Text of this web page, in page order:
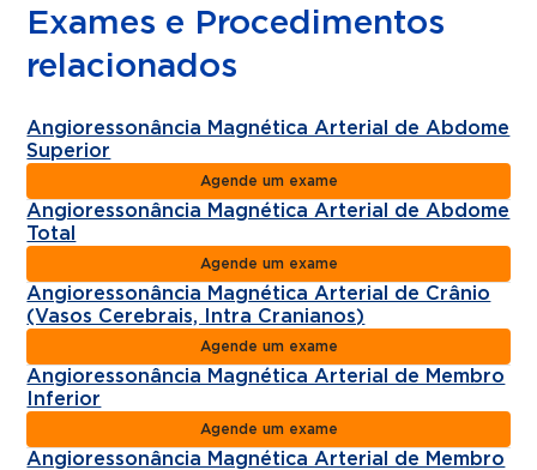
Exames e Procedimentos
relacionados
Angioressonância Magnética Arterial de Abdome
Superior
Agende um exame
Angioressonância Magnética Arterial de Abdome
Total
Agende um exame
Angioressonância Magnética Arterial de Crânio
(Vasos Cerebrais, Intra Cranianos)
Agende um exame
Angioressonância Magnética Arterial de Membro
Inferior
Agende um exame
Angioressonância Magnética Arterial de Membro